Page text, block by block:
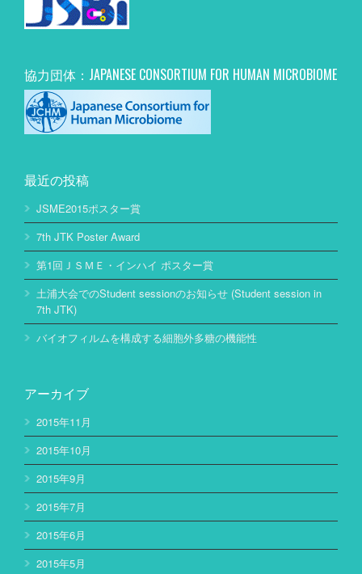
協力団体：JAPANESE CONSORTIUM FOR HUMAN MICROBIOME
最近の投稿
JSME2015ポスター賞
7th JTK Poster Award
第1回ＪＳＭＥ・インハイ ポスター賞
土浦大会でのStudent sessionのお知らせ (Student session in
7th JTK)
バイオフィルムを構成する細胞外多糖の機能性
アーカイブ
2015年11月
2015年10月
2015年9月
2015年7月
2015年6月
2015年5月